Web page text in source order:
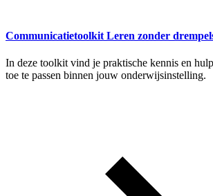
Communicatietoolkit Leren zonder
In deze toolkit vind je praktische kennis en
toe te passen binnen jouw onderwijsinstelling.